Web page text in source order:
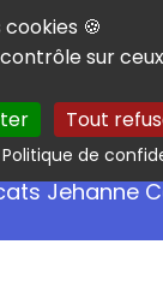
des cookies
🍪
sur
Tout
Politique de
Jehanne